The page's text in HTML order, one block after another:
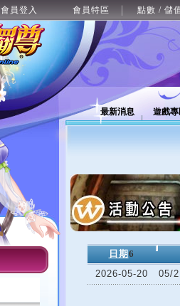
會員登入 會員特區 點數 / 儲
最新消息 遊戲
日期 6
2026-05-20
05/